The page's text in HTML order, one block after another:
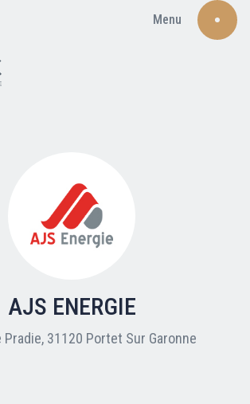
Menu
AJS ENERGIE
Pradie, 31120 Portet Sur Garonne